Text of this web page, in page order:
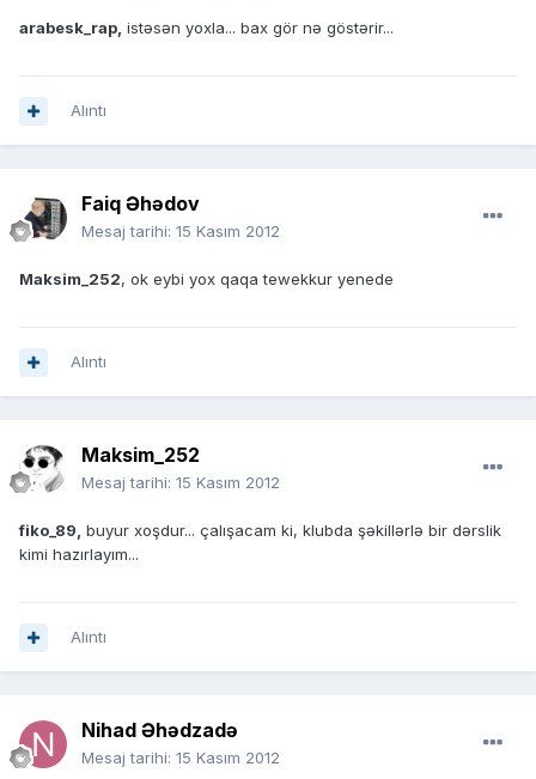
arabesk_rap, istəsən yoxla... bax gör nə göstərir...
Alıntı
Faiq Əhədov
Mesaj tarihi: 15 Kasım 2012
Maksim_252, ok eybi yox qaqa tewekkur yenede
Alıntı
Maksim_252
Mesaj tarihi: 15 Kasım 2012
fiko_89, buyur xoşdur... çalışacam ki, klubda şəkillərlə bir dərslik
kimi hazırlayım...
Alıntı
Nihad Əhədzadə
Mesaj tarihi: 15 Kasım 2012